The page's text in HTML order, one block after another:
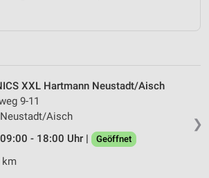
❯
XXL Hartmann Neustadt/Aisch
9-11
Aisch
- 18:00 Uhr |
Geöffnet
km